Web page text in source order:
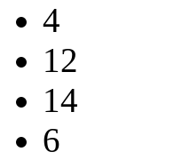
4
12
14
6